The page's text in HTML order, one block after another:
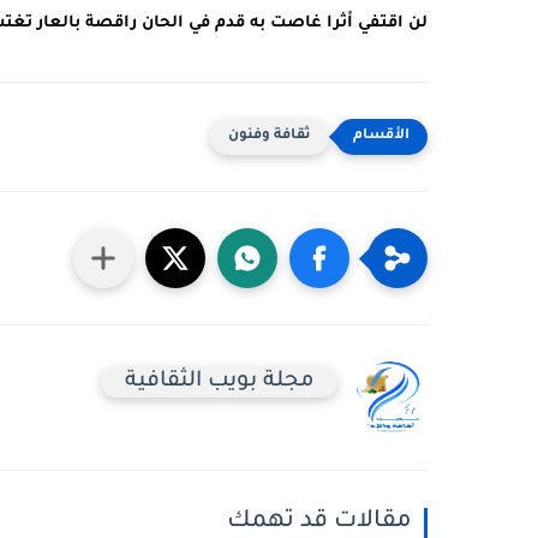
لن اقتفي أثرا غاصت به قدم في الحان راقصة بالعار
ثقافة وفنون
مجلة بويب الثقافية
مقالات قد تهمك